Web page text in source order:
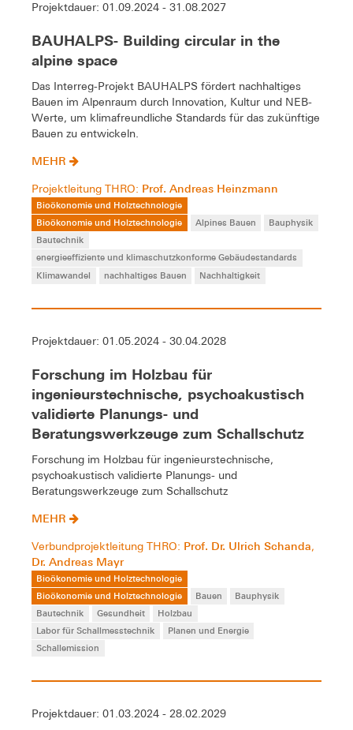
Projektdauer: 01.09.2024 - 31.08.2027
BAUHALPS- Building circular in the
alpine space
Das Interreg-Projekt BAUHALPS fördert nachhaltiges
Bauen im Alpenraum durch Innovation, Kultur und NEB-
Werte, um klimafreundliche Standards für das zukünftige
Bauen zu entwickeln.
MEHR
Projektleitung THRO: Prof. Andreas Heinzmann
Bioökonomie und Holztechnologie
Bioökonomie und Holztechnologie
Alpines Bauen
Bauphysik
Bautechnik
energieeffiziente und klimaschutzkonforme Gebäudestandards
Klimawandel
nachhaltiges Bauen Nachhaltigkeit
Projektdauer: 01.05.2024 - 30.04.2028
Forschung im Holzbau für
ingenieurstechnische, psychoakustisch
validierte Planungs- und
Beratungswerkzeuge zum Schallschutz
Forschung im Holzbau für ingenieurstechnische,
psychoakustisch validierte Planungs- und
Beratungswerkzeuge zum Schallschutz
MEHR
Verbundprojektleitung THRO: Prof. Dr. Ulrich Schanda,
Dr. Andreas Mayr
Bioökonomie und Holztechnologie
Bioökonomie und Holztechnologie
Bauen
Bauphysik
Bautechnik
Gesundheit
Holzbau
Labor für Schallmesstechnik
Planen und Energie
Schallemission
Projektdauer: 01.03.2024 - 28.02.2029